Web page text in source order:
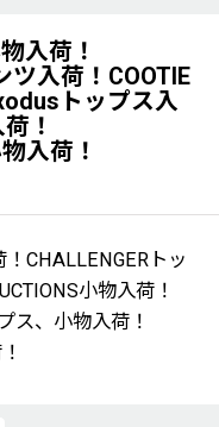
入荷！
ツ入荷！COOTIE
トップス入
！
入荷！
CHALLENGERトッ
小物入荷！
ス、小物入荷！